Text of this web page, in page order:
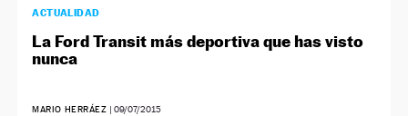
ACTUALIDAD
La Ford Transit más deportiva que has visto
nunca
MARIO HERRÁEZ | 09/07/2015